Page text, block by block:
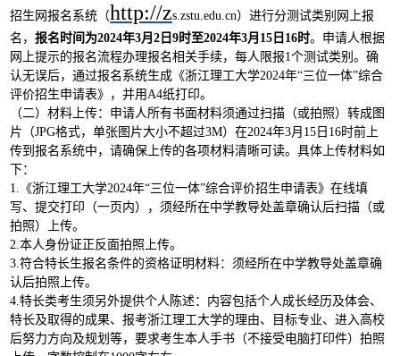
招生网报名系统（http://zs.zstu.edu.cn）进行分测试类别 网上报
名，报名时间为2024年3月2 日9时至2024年3月15日16时。申请人根据
网上提示的报名流程办理报名相关手续，每人限报1个测试类别。确
认无误后，通过报名系统生成《浙江理工大学2024年“三位一体”综合
评价招生申请表》，并用A4纸打印。
（二）材料上传： 申请人所有书面材料须通过扫描（或拍照）转成图
片（JPG格式，单张图片大小不超过3M）在2024年3月15日16时前上
传到报名系统中，请确保上传的各项材料清晰可读。具体上传材料如
下：
1.《浙江理工大学2024年“三位一体”综合评价招生申请表》在线填
写、提交打印（一页内），须经所在中学教导处盖章确认后扫描（或
拍照）上传。
2.本人身份证正反面拍照上传。
3.符合特长生报名条件的资格证明材料：须经所在中学教导处盖章确
认后拍照上传。
4.特长类考生须另外提供个人陈述：内容包括个人成长经历及体会、
特长及取得的成果、报考浙江理工大学的理由、目标专业、进入高校
后努力方向及规划等，要求考生本人手书（不接受电脑打印件）拍照